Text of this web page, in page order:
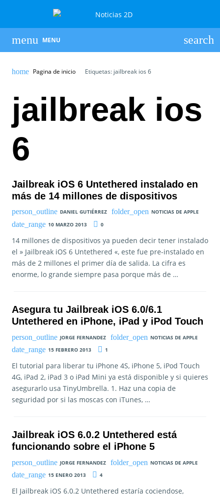
MENU
Pagina de inicio Etiquetas: jailbreak ios 6
jailbreak ios
6
Jailbreak iOS 6 Untethered instalado en
más de 14 millones de dispositivos
DANIEL GUTIÉRREZ
NOTICIAS DE APPLE
10 MARZO 2013
0
14 millones de dispositivos ya pueden decir tener instalado
el » Jailbreak iOS 6 Untethered «, este fue pre-instalado en
más de 2 millones el primer día de salida. La cifra es
enorme, lo grande siempre pasa porque más de …
Asegura tu Jailbreak iOS 6.0/6.1
Untethered en iPhone, iPad y iPod Touch
JORGE FERNANDEZ
NOTICIAS DE APPLE
15 FEBRERO 2013
1
El tutorial para liberar tu iPhone 4S, iPhone 5, iPod Touch
4G, iPad 2, iPad 3 o iPad Mini ya está disponible y si quieres
asegurarlo usa TinyUmbrella. 1. Haz una copia de
seguridad por si las moscas con iTunes, …
Jailbreak iOS 6.0.2 Untethered está
funcionando sobre el iPhone 5
JORGE FERNANDEZ
NOTICIAS DE APPLE
15 ENERO 2013
4
El Jailbreak iOS 6.0.2 Untethered estaría cociendose,